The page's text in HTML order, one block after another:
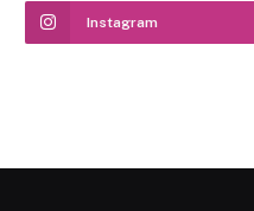
Instagram